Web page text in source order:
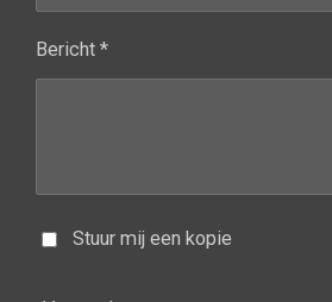
Bericht *
Stuur mij een kopie